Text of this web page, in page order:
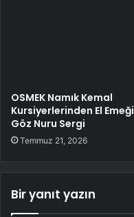
OSMEK Namık Kemal
Kursiyerlerinden El Emeği
Göz Nuru Sergi
Temmuz 21, 2026
Bir yanıt yazın